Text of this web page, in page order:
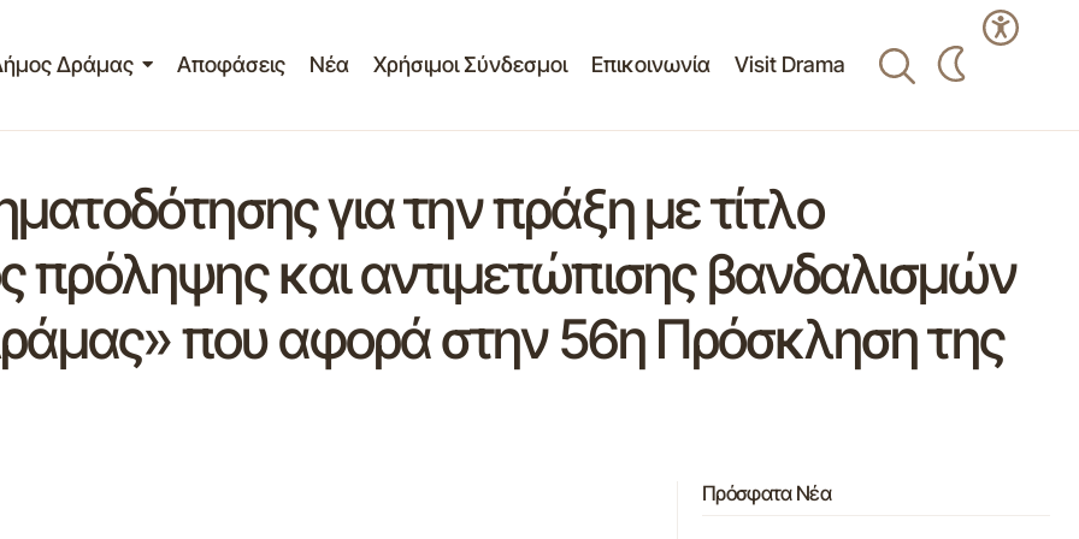
Δράμας Αποφάσεις Νέα Χρήσιμοι Σύνδεσμοι Επικοινωνία Visit Drama
για την πράξη με τίτλο
πρόληψης και αντιμετώπισης βανδαλισμών
που αφορά στην 56η Πρόσκληση της
Πρόσφατα Νέα